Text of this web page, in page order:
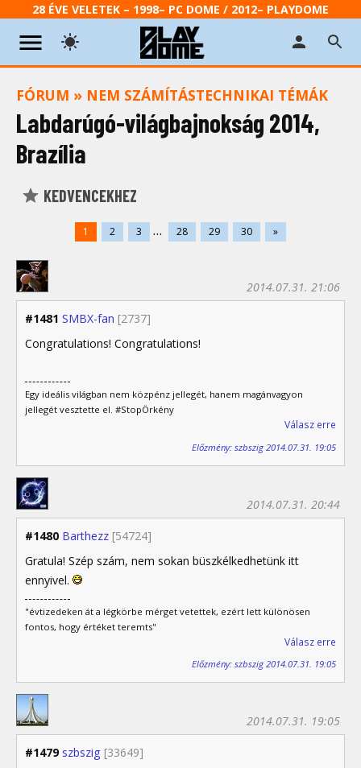
28 ÉVE VELETEK – 1998– PC DOME / 2012– PLAYDOME
FÓRUM » NEM SZÁMÍTÁSTECHNIKAI TÉMÁK
Labdarúgó-világbajnokság 2014,
Brazília
KEDVENCEKHEZ
1 2 3 ... 28 29 30 »
#1481 SMBX-fan [2737]
2014.07.31. 21:06
Congratulations! Congratulations!
Egy ideális világban nem közpénz jellegét, hanem magánvagyon
jellegét vesztette el. #StopÖrkény
Válasz erre
Előzmény: szbszig 2014.07.31. 19:05
#1480 Barthezz [54724]
2014.07.31. 20:44
Gratula! Szép szám, nem sokan büszkélkedhetünk itt
ennyivel.
"évtizedeken át a légkörbe mérget vetettek, ezért lett különösen
fontos, hogy értéket teremts"
Válasz erre
Előzmény: szbszig 2014.07.31. 19:05
#1479 szbszig [33649]
2014.07.31. 19:05